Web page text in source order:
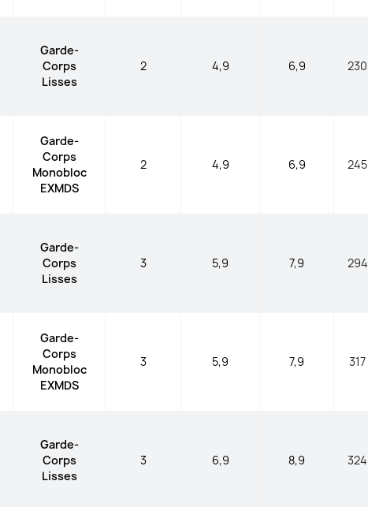
Garde-
Corps
Lisses
2 4,9 6,9 230
Garde-
Corps
Monobloc
EXMDS
2 4,9 6,9 245
Garde-
Corps
Lisses
3 5,9 7,9 294
Garde-
Corps
Monobloc
EXMDS
3 5,9 7,9 317
Garde-
Corps
Lisses
3 6,9 8,9 324